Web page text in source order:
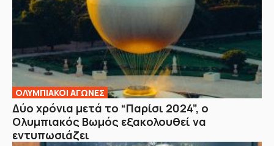
ΟΛΥΜΠΙΑΚΟΙ ΑΓΩΝΕΣ
Δύο χρόνια μετά το “Παρίσι 2024”, ο
Ολυμπιακός Βωμός εξακολουθεί να
εντυπωσιάζει